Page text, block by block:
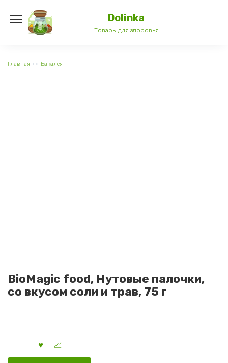
содержанию
Dolinka
Товары для здоровья
Главная Бакалея
BioMagic food, Нутовые палочки,
со вкусом соли и трав, 75 г